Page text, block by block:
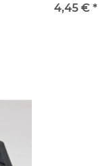
4,45 € *